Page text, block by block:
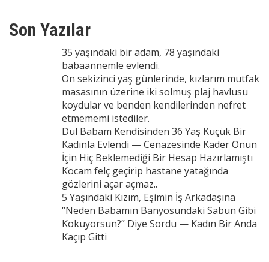
Son Yazılar
35 yaşındaki bir adam, 78 yaşındaki
babaannemle evlendi.
On sekizinci yaş günlerinde, kızlarım mutfak
masasının üzerine iki solmuş plaj havlusu
koydular ve benden kendilerinden nefret
etmememi istediler.
Dul Babam Kendisinden 36 Yaş Küçük Bir
Kadınla Evlendi — Cenazesinde Kader Onun
İçin Hiç Beklemediği Bir Hesap Hazırlamıştı
Kocam felç geçirip hastane yatağında
gözlerini açar açmaz..
5 Yaşındaki Kızım, Eşimin İş Arkadaşına
“Neden Babamın Banyosundaki Sabun Gibi
Kokuyorsun?” Diye Sordu — Kadın Bir Anda
Kaçıp Gitti